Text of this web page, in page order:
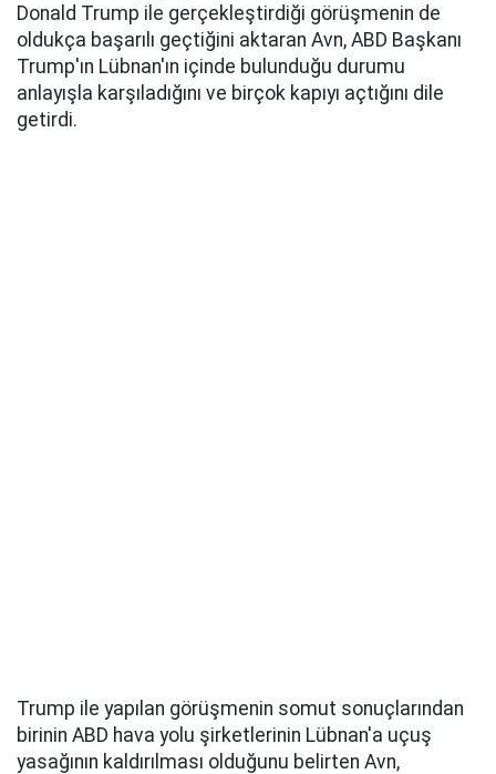
Donald Trump ile gerçekleştirdiği görüşmenin de
oldukça başarılı geçtiğini aktaran Avn, ABD Başkanı
Trump'ın Lübnan'ın içinde bulunduğu durumu
anlayışla karşıladığını ve birçok kapıyı açtığını dile
getirdi.
Trump ile yapılan görüşmenin somut sonuçlarından
birinin ABD hava yolu şirketlerinin Lübnan'a uçuş
yasağının kaldırılması olduğunu belirten Avn,